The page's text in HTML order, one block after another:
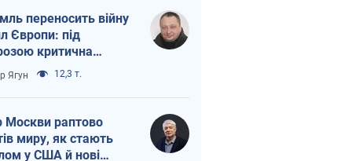
переносить війну
Європи: під
критична
Ягун 12,3 т.
Москви раптово
миру, як стають
у США й нові